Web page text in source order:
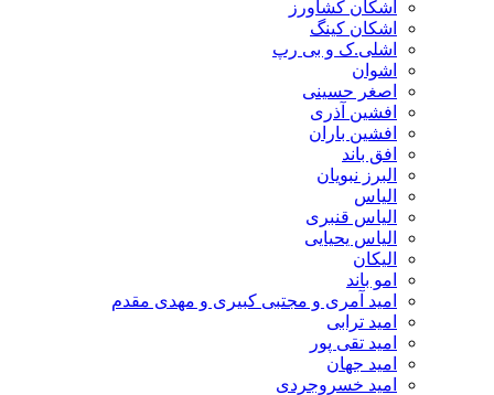
اشکان کشاورز
اشکان کینگ
اشلی.ک و بی رپ
اشوان
اصغر حسینی
افشین آذری
افشین باران
افق باند
البرز نبویان
الیاس
الیاس قنبرى
الیاس یحیایی
الیکان
امو باند
امید آمری و مجتبی کبیری و مهدى مقدم
امید ترابی
امید تقی پور
امید جهان
امید خسروجردی